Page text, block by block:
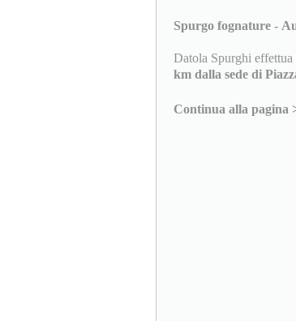
Spurgo fognature -
Datola Spurghi
km dalla sede di
Continua alla pagina